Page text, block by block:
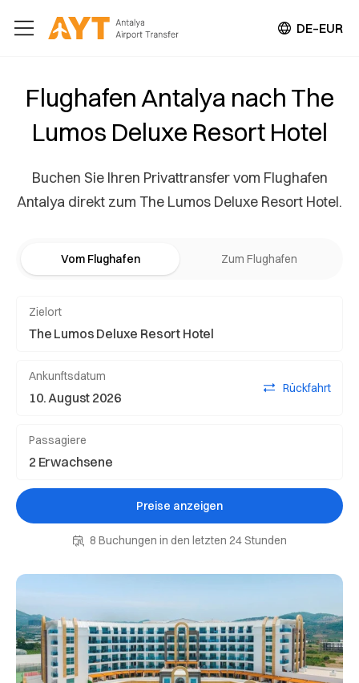
DE–EUR
Flughafen Antalya nach The
Lumos Deluxe Resort Hotel
Buchen Sie Ihren Privattransfer vom Flughafen
Antalya direkt zum The Lumos Deluxe Resort Hotel.
Vom Flughafen Zum Flughafen
Zielort
Ankunftsdatum
Rückfahrt
Passagiere
Preise anzeigen
8 Buchungen in den letzten 24 Stunden